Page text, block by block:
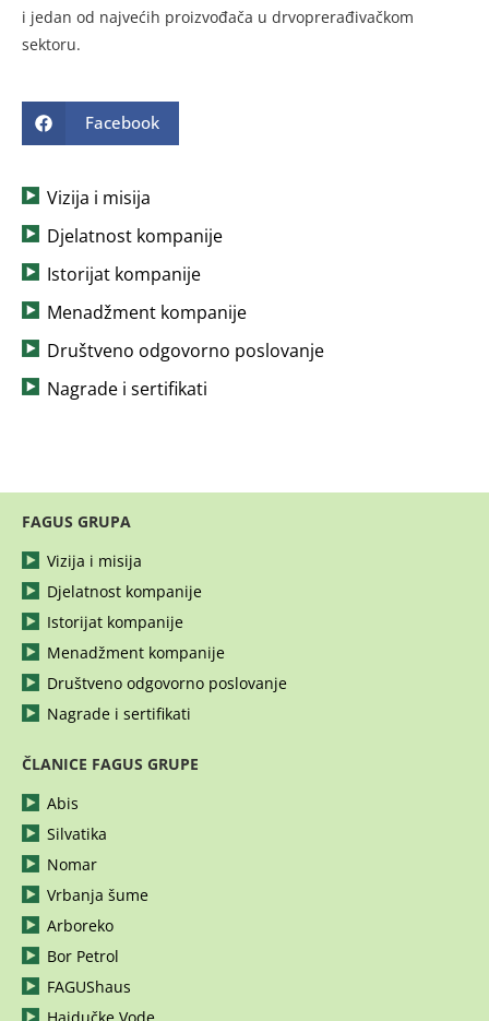
Vizija i misija
Djelatnost kompanije
Istorijat kompanije
Menadžment kompanije
Društveno odgovorno poslovanje
Nagrade i sertifikati
i jedan od najvećih proizvođača u drvoprerađivačkom
sektoru.
Facebook
FAGUS GRUPA
Vizija i misija
Djelatnost kompanije
Istorijat kompanije
Menadžment kompanije
Društveno odgovorno poslovanje
Nagrade i sertifikati
ČLANICE FAGUS GRUPE
Abis
Silvatika
Nomar
Vrbanja šume
Arboreko
Bor Petrol
FAGUShaus